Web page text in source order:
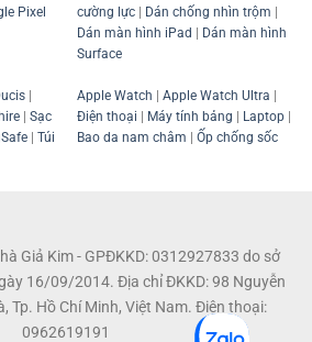
Pixel
cường lực| Dán chống nhìn trộm |
Dán màn hình iPad | Dán màn hình
Surface
|
| Sạc
| Túi
Apple Watch Apple Watch Ultra
Điện thoại
Máy tính bảng Laptop|
Bao da nam châm
Ốp chống sốc
Giả Kim - GPĐKKD: 0312927833 do sở
16/09/2014. Địa chỉ ĐKKD: 98 Nguyễn
Tp. Hồ Chí Minh, Việt Nam. Điện thoại:
0962619191